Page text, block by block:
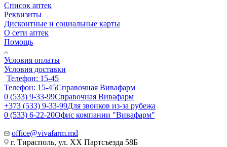
Список аптек
Реквизиты
Дисконтные и социальные карты
О сети аптек
Помощь
Условия оплаты
Условия доставки
Телефон: 15-45
Телефон: 15-45Справочная Вивафарм
0 (533) 9-33-99Справочная Вивафарм
+373 (533) 9-33-99Для звонков из-за рубежа
0 (533) 6-22-20Офис компании "Вивафарм"
office@vivafarm.md
г. Тирасполь, ул. ХХ Партсъезда 58Б